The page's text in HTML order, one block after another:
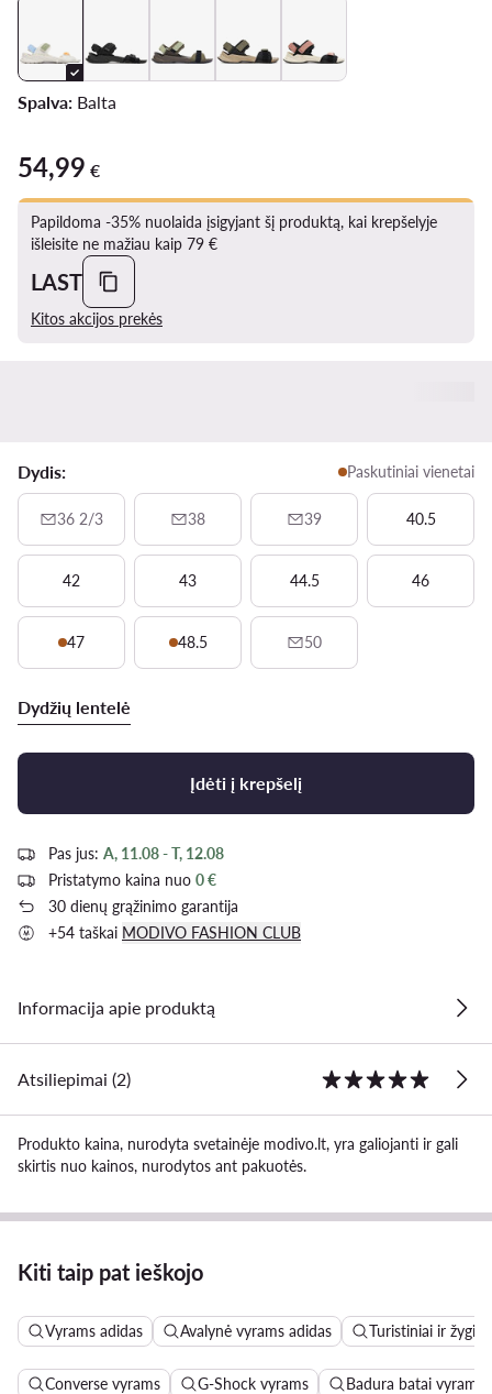
Spalva: Balta
54,99 €
54,99 €
Papildoma -35% nuolaida įsigyjant šį produktą, kai krepšelyje
išleisite ne mažiau kaip 79 €
LAST
Kitos akcijos prekės
Dydis: Paskutiniai vienetai
36 2/3 38 39 40.5
42 43 44.5 46
47 48.5 50
Dydžių lentelė
Įdėti į krepšelį
Pas jus: A, 11.08 - T, 12.08
Pristatymo kaina nuo 0 €
30 dienų grąžinimo garantija
+54 taškai MODIVO FASHION CLUB
Informacija apie produktą
Atsiliepimai (2)
Produkto kaina, nurodyta svetainėje modivo.lt, yra galiojanti ir gali
skirtis nuo kainos, nurodytos ant pakuotės.
Kiti taip pat ieškojo
Vyrams adidas Avalynė vyrams adidas Turistiniai ir žygio
Converse vyrams G-Shock vyrams Badura batai vyrams